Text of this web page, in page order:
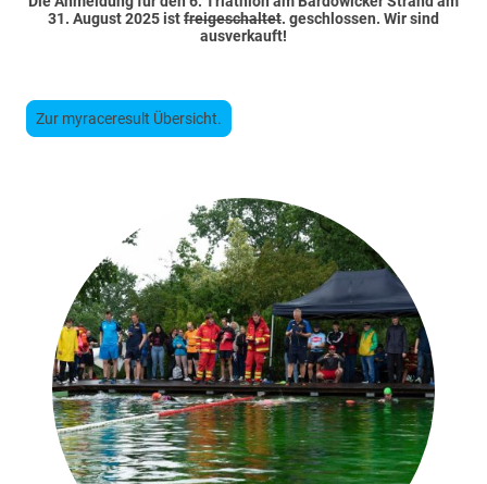
31. August 2025 istfreigeschaltet. geschlossen. Wir sind
ausverkauft!
Zur myraceresult Übersicht.